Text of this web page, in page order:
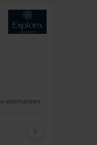
alternativen